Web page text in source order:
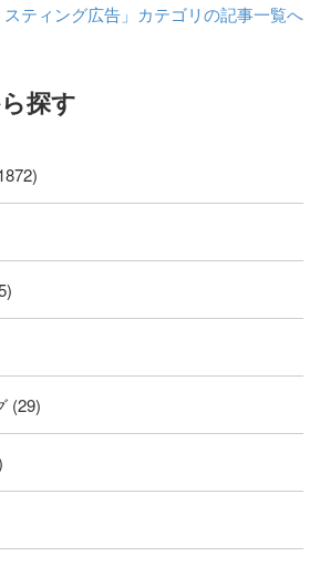
スティング広告」カテゴリの記事一覧へ
探す
(29)